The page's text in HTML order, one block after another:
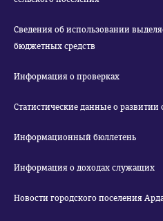
Сведения об использовании
бюджетных средств
Информация о проверках
Статистические данные о развитии
Информационный бюллетень
Информация о доходах служащих
Новости городского поселения